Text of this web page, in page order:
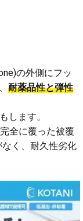
の外側にフッ
耐薬品性と弾性
します。
全に覆った被覆
く、耐久性劣化